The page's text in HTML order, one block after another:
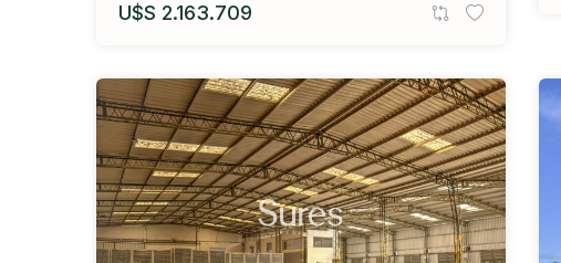
U$S 2.163.709